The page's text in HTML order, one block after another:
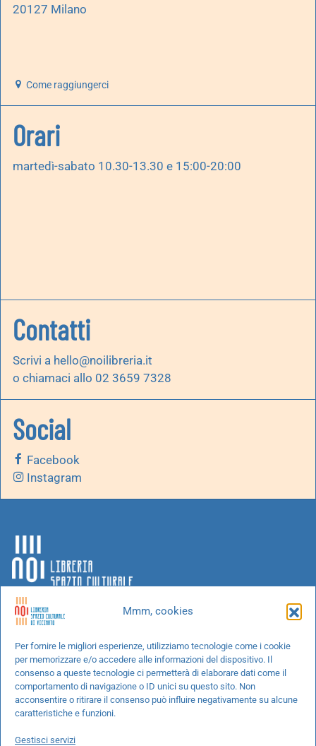
Mmm, cookies
Per fornire le migliori esperienze, utilizziamo tecnologie come i cookie
per memorizzare e/o accedere alle informazioni del dispositivo. Il
consenso a queste tecnologie ci permetterà di elaborare dati come il
comportamento di navigazione o ID unici su questo sito. Non
acconsentire o ritirare il consenso può influire negativamente su alcune
caratteristiche e funzioni.
Gestisci servizi
20127 Milano
Come raggiungerci
Orari
martedì-sabato 10.30-13.30 e 15:00-20:00
Contatti
Scrivi a hello@noilibreria.it
o chiamaci allo 02 3659 7328
Social
Facebook
Instagram
Chi siamo
Progetti speciali
Richiedi un libro
Spedizioni